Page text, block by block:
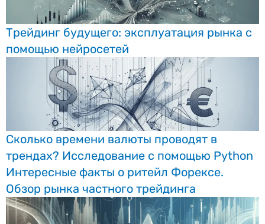
Трейдинг будущего: эксплуатация рынка с
помощью нейросетей
Сколько времени валюты проводят в
трендах? Исследование с помощью Python
Интересные факты о ритейл Форексе.
Обзор рынка частного трейдинга